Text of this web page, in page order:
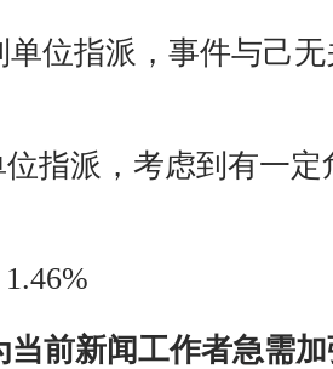
指派，事件与己无
派，考虑到有一定
1.46%
新闻工作者急需加